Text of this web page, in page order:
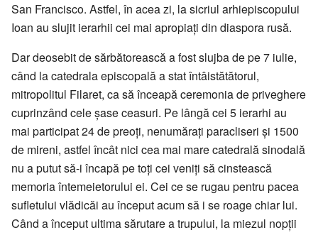
San Francisco. Astfel, în acea zi, la sicriul arhiepiscopului
Ioan au slujit ierarhii cei mai apropiați din diaspora rusă.
Dar deosebit de sărbătorească a fost slujba de pe 7 iulie,
când la catedrala episcopală a stat întâistătătorul,
mitropolitul Filaret, ca să înceapă ceremonia de priveghere
cuprinzând cele șase ceasuri. Pe lângă cei 5 ierarhi au
mai participat 24 de preoți, nenumărați paracliseri și 1500
de mireni, astfel încât nici cea mai mare catedrală sinodală
nu a putut să-i încapă pe toți cei veniți să cinstească
memoria întemeietorului ei. Cei ce se rugau pentru pacea
sufletului vlădicăi au început acum să i se roage chiar lui.
Când a început ultima sărutare a trupului, la miezul nopții